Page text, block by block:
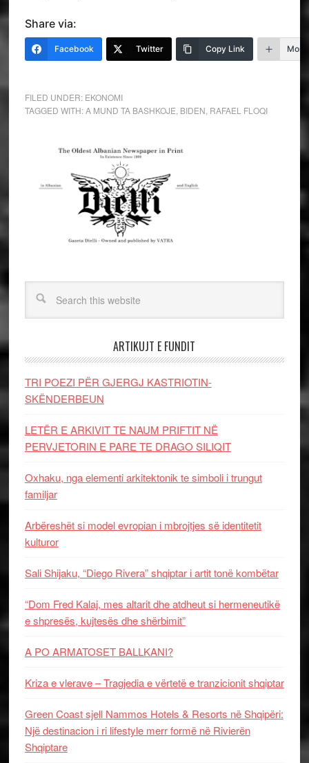
Share via:
Facebook Twitter Copy Link More
FILED UNDER: EKONOMI
TAGGED WITH:A MUND TA BASHKOJE BIDEN RAFAEL FLOQI
ARTIKUJT E FUNDIT
TRI POEZI PËR GJERGJ KASTRIOTIN-
SKËNDERBEUN
LETËR E ARKIVIT TE NAUM PRIFTIT NË
PERVJETORIN E PARE TE DRAGO SILIQIT
Oxhaku, nga elementi arkitektonik te simboli i trungut
familjar
Arbëreshët si model evropian i mbrojtjes së identitetit
kulturor
Sali Shijaku, “Diego Rivera” shqiptar i artit tonë kombëtar
“Dom Fred Kalaj, mes altarit dhe atdheut si hermeneutikë
e shpresës, kujtesës dhe shërbimit”
A PO ARMATOSET BALLKANI?
Kriza e vlerave – Tragjedia e vërtetë e tranzicionit shqiptar
Green Coast sjell Nammos Hotels & Resorts në Shqipëri:
Një destinacion i ri lifestyle merr formë në Rivierën
Shqiptare